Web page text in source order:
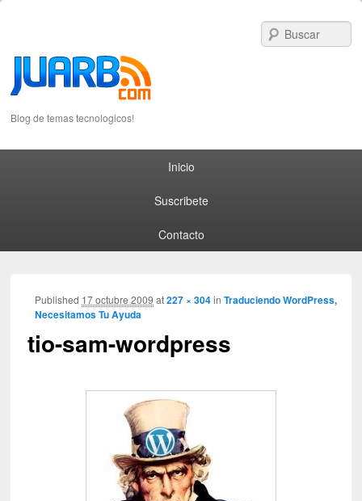
Blog de temas tecnologicos!
Inicio
Suscribete
Contacto
tio-sam-wordpress
Published 17 octubre 2009 at227 × 304inTraduciendo WordPress,
Necesitamos Tu Ayuda